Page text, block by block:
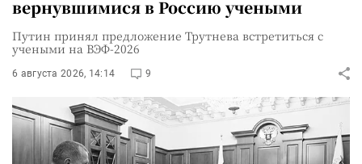
вернувшимися в Россию учеными
Путин принял предложение Трутнева встретиться с
учеными на ВЭФ-2026
6 августа 2026, 14:14 9